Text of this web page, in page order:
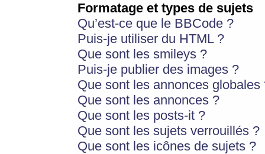
Formatage et types de sujets
Qu’est-ce que le BBCode ?
Puis-je utiliser du HTML ?
Que sont les smileys ?
Puis-je publier des images ?
Que sont les annonces globales
Que sont les annonces ?
Que sont les posts-it ?
Que sont les sujets verrouillés ?
Que sont les icônes de sujets ?